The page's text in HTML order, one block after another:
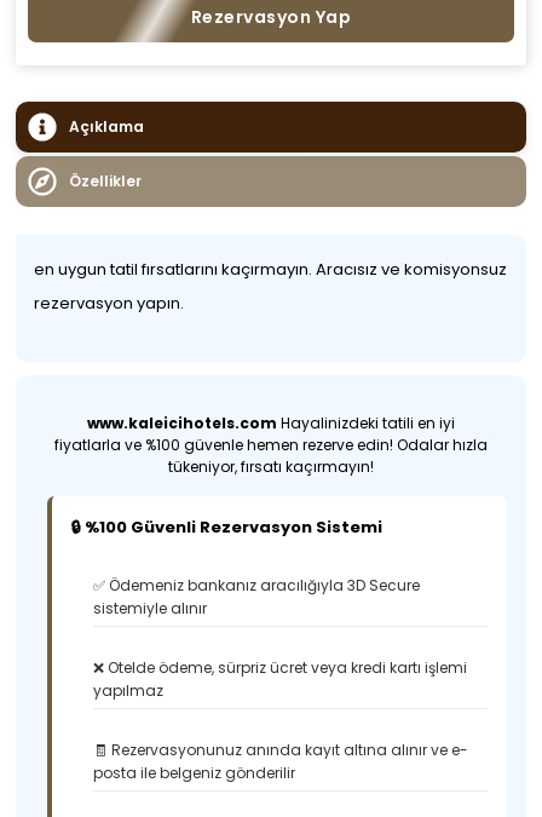
Rezervasyon Yap
Açıklama
Özellikler
en uygun tatil fırsatlarını kaçırmayın. Aracısız ve komisyonsuz
rezervasyon yapın.
www.kaleicihotels.com Hayalinizdeki tatili en iyi
fiyatlarla ve %100 güvenle hemen rezerve edin! Odalar hızla
tükeniyor, fırsatı kaçırmayın!
🔒 %100 Güvenli Rezervasyon Sistemi
✅ Ödemeniz bankanız aracılığıyla 3D Secure
sistemiyle alınır
❌ Otelde ödeme, sürpriz ücret veya kredi kartı işlemi
yapılmaz
🧾 Rezervasyonunuz anında kayıt altına alınır ve e-
posta ile belgeniz gönderilir